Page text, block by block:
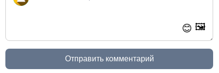
😊 🖼️
Отправить комментарий